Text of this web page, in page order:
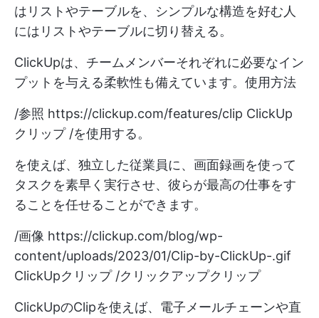
はリストやテーブルを、シンプルな構造を好む人
にはリストやテーブルに切り替える。
ClickUpは、チームメンバーそれぞれに必要なイン
プットを与える柔軟性も備えています。使用方法
/参照 https://clickup.com/features/clip ClickUp
クリップ /を使用する。
を使えば、独立した従業員に、画面録画を使って
タスクを素早く実行させ、彼らが最高の仕事をす
ることを任せることができます。
/画像 https://clickup.com/blog/wp-
content/uploads/2023/01/Clip-by-ClickUp-.gif
ClickUpクリップ /クリックアップクリップ
ClickUpのClipを使えば、電子メールチェーンや直